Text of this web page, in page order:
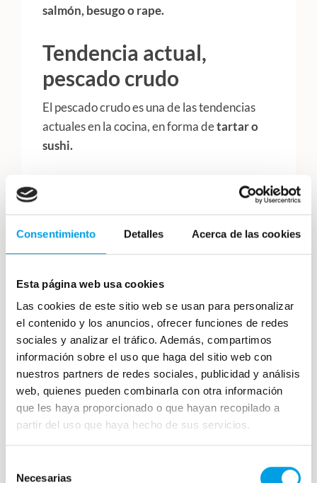
Consentimiento Detalles Acerca de las cookies
Esta página web usa cookies
Las cookies de este sitio web se usan para personalizar
el contenido y los anuncios, ofrecer funciones de redes
sociales y analizar el tráfico. Además, compartimos
información sobre el uso que haga del sitio web con
nuestros partners de redes sociales, publicidad y análisis
web, quienes pueden combinarla con otra información
que les haya proporcionado o que hayan recopilado a
partir del uso que haya hecho de sus servicios.
Necesarias
salmón, besugo o rape.
Tendencia actual,
pescado crudo
El pescado crudo es una de las tendencias
actuales en la cocina, en forma detartar o
sushi.
es uno de los más usados en recetas
importante quepreviamente esté
congelado
para evitar problemas de
bacterias y contar con total seguridad en su
consumo.
Contar con pescado congelado en tu
restaurantepara realizar todas estas
maneras de cocinarlo, es una gran opción y
ofrece muchas ventajas.